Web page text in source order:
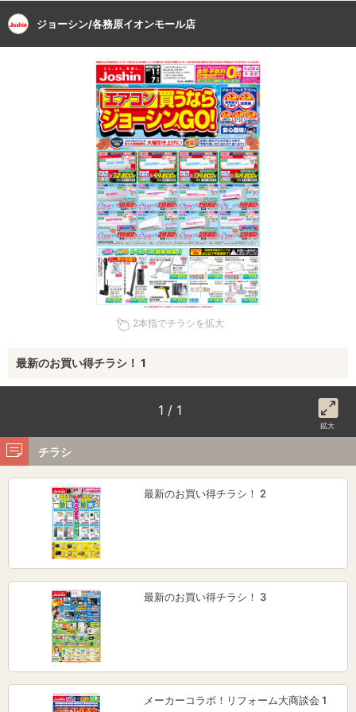
ジョーシン/各務原イオンモール店
2本指でチラシを拡大
最新のお買い得チラシ！ 1
1 / 1
拡大
チラシ
最新のお買い得チラシ！ 2
最新のお買い得チラシ！ 3
メーカーコラボ！リフォーム大商談会 1